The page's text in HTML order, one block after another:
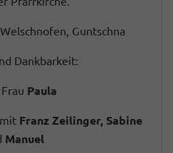
Guntschna
Dankbarkeit:
Paula
mit Franz Zeilinger, Sabine
Manuel